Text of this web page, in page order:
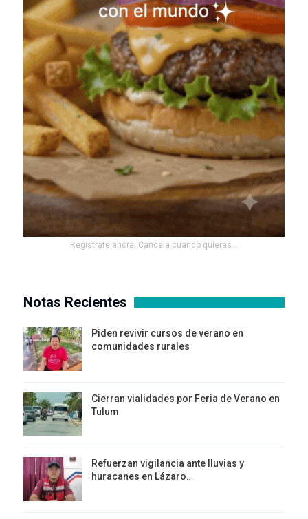
Registrate ahora! Cancela cuando quieras...
Notas Recientes
Piden revivir cursos de verano en
comunidades rurales
Cierran vialidades por Feria de Verano en
Tulum
Refuerzan vigilancia ante lluvias y
huracanes en Lázaro…